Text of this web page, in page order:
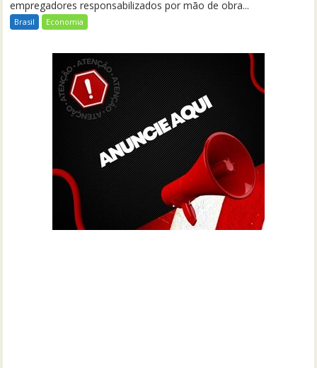
empregadores responsabilizados por mão de obra...
Brasil Economia